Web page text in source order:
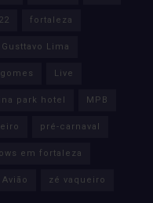
fortaleza
Gusttavo Lima
Live
park hotel MPB
pré-carnaval
em fortaleza
zé vaqueiro